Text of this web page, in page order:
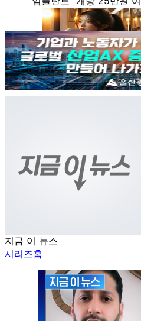
지금 이 뉴스
시리즈홈